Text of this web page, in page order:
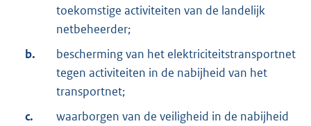
toekomstige activiteiten van de landelijk
netbeheerder;
b.
bescherming van het elektriciteitstransportnet
tegen activiteiten in de nabijheid van het
transportnet;
c.
waarborgen van de veiligheid in de nabijheid